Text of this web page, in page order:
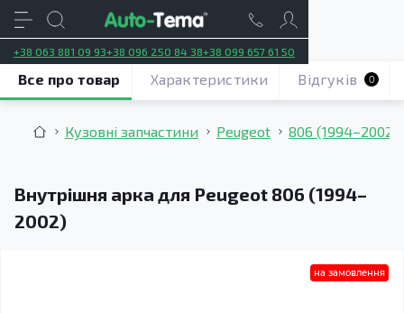
+38 063 881 09 93+38 096 250 84 38+38 099 657 61 50
Кузовні запчастини Peugeot 806 (1994–2002)
Внутрішня арка для Peugeot 806 (1994–
2002)
Все про товар Характеристики Відгуків 0
на замовлення